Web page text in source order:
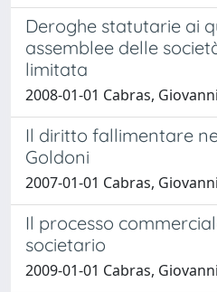
Deroghe statutarie ai
assemblee delle
limitata
2008-01-01 Cabras,
Il diritto fallimentare
Goldoni
2007-01-01 Cabras,
Il processo
societario
2009-01-01 Cabras,